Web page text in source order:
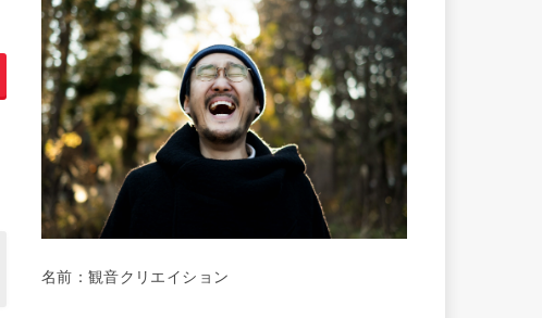
名前：観音クリエイション